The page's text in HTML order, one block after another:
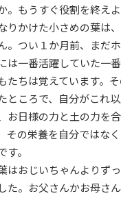
。もうすぐ役割を終え
りかけた小さめの葉は
。つい１か月前、まだ
は一番活躍していた一
たちは覚えています。
ところで、自分がこれ
お日様の力と土の力を
その栄養を自分ではな
。
はおじいちゃんよりず
た。お父さんかお母さ